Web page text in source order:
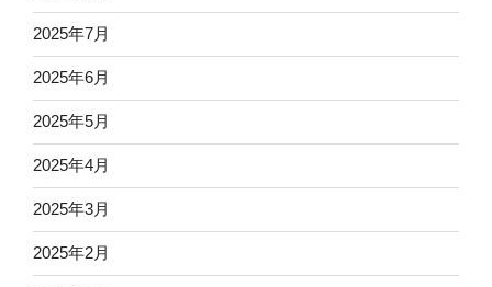
2025年7月
2025年6月
2025年5月
2025年4月
2025年3月
2025年2月